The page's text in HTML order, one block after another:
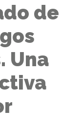
de
Una